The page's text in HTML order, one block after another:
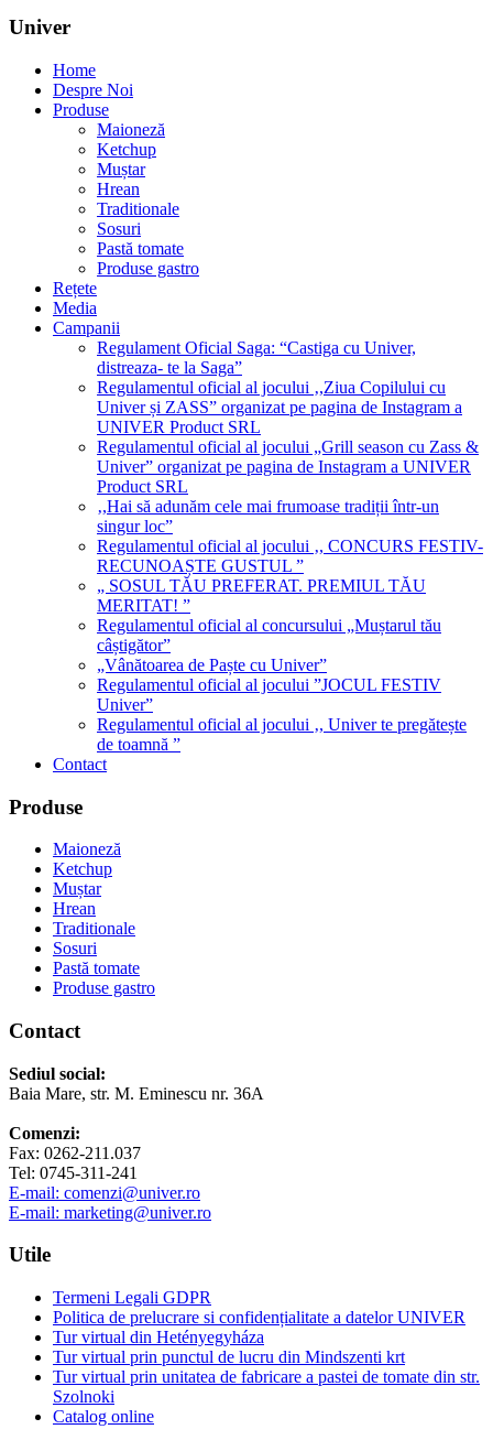
Univer
Home
Despre Noi
Produse
Maioneză
Ketchup
Muștar
Hrean
Traditionale
Sosuri
Pastă tomate
Produse gastro
Rețete
Media
Campanii
Regulament Oficial Saga: “Castiga cu Univer,
distreaza- te la Saga”
Regulamentul oficial al jocului ‚,Ziua Copilului cu
Univer și ZASS” organizat pe pagina de Instagram a
UNIVER Product SRL
Regulamentul oficial al jocului „Grill season cu Zass &
Univer” organizat pe pagina de Instagram a UNIVER
Product SRL
‚,Hai să adunăm cele mai frumoase tradiții într-un
singur loc”
Regulamentul oficial al jocului ‚, CONCURS FESTIV-
RECUNOAȘTE GUSTUL ”
„ SOSUL TĂU PREFERAT. PREMIUL TĂU
MERITAT! ”
Regulamentul oficial al concursului „Muștarul tău
câștigător”
„Vânătoarea de Paște cu Univer”
Regulamentul oficial al jocului ”JOCUL FESTIV
Univer”
Regulamentul oficial al jocului ‚, Univer te pregătește
de toamnă ”
Contact
Produse
Maioneză
Ketchup
Muștar
Hrean
Traditionale
Sosuri
Pastă tomate
Produse gastro
Contact
Sediul social:
Baia Mare, str. M. Eminescu nr. 36A
Comenzi:
Fax: 0262-211.037
Tel: 0745-311-241
E-mail: comenzi@univer.ro
E-mail: marketing@univer.ro
Utile
Termeni Legali GDPR
Politica de prelucrare si confidențialitate a datelor UNIVER
Tur virtual din Hetényegyháza
Tur virtual prin punctul de lucru din Mindszenti krt
Tur virtual prin unitatea de fabricare a pastei de tomate din str.
Szolnoki
Catalog online